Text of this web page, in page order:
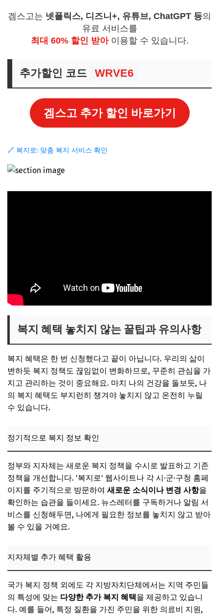
겜스고는 넷플릭스, 디즈니+, 유튜브, ChatGPT 등의
유료 서비스를
최대 60% 할인 받아이용할 수 있습니다.
추가할인 코드 WRVE6
겜스고 추가 할인 바로가기
🔗 복지로: 맞춤 복지 서비스 확인
복지 혜택 놓치지 않는 꿀팁과 유의사항
복지 혜택은 한 번 신청했다고 끝이 아닙니다. 우리의 삶이
변하듯 복지 정책도 끊임없이 변화하므로, 꾸준히 관심을 가
지고 관리하는 것이 중요해요. 마치 나의 건강을 돌보듯, 나
의 복지 혜택도 부지런히 챙겨야 놓치지 않고 온전히 누릴
수 있습니다.
정기적으로 복지 정보 확인
정부와 지자체는 새로운 복지 정책을 수시로 발표하고 기존
정책을 개선합니다. '복지로' 웹사이트나 각 시·군·구청 홈페
이지를 주기적으로 방문하여 새로운 소식이나 변경 사항을
확인하는 습관을 들이세요. 뉴스레터를 구독하거나 알림 서
비스를 신청해두면, 나에게 필요한 정보를 놓치지 않고 받아
볼 수 있을 거예요.
지자체별 추가 혜택 활용
국가 복지 정책 외에도 각 지방자치단체에서는 지역 주민들
의 특성에 맞는 다양한 추가 복지 혜택을 제공하고 있습니
다. 예를 들어, 특정 질환을 가진 주민을 위한 의료비 지원,